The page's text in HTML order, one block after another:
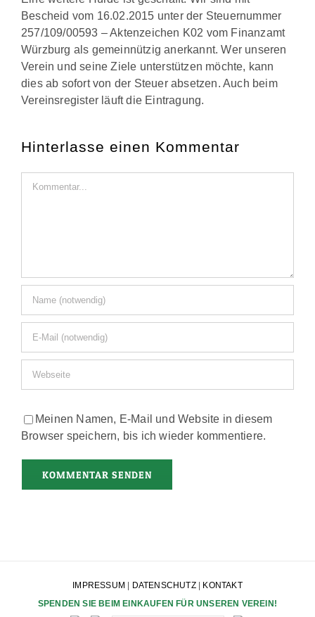
Bescheid vom 16.02.2015 unter der Steuernummer
257/109/00593 – Aktenzeichen K02 vom Finanzamt
Würzburg als gemeinnützig anerkannt. Wer unseren
Verein und seine Ziele unterstützen möchte, kann
dies ab sofort von der Steuer absetzen. Auch beim
Vereinsregister läuft die Eintragung.
Hinterlasse einen Kommentar
Meinen Namen, E-Mail und Website in diesem
Browser speichern, bis ich wieder kommentiere.
IMPRESSUM DATENSCHUTZ|
KONTAKT
SPENDEN SIE BEIM EINKAUFEN FÜR UNSEREN VEREIN!